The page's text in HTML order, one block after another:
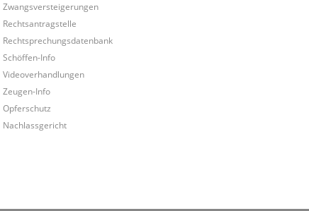
Zwangsversteigerungen
Rechtsantragstelle
Rechtsprechungsdatenbank
Schöffen-Info
Videoverhandlungen
Zeugen-Info
Opferschutz
Nachlassgericht